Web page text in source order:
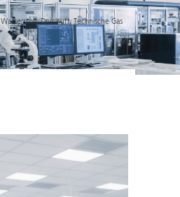
Wasserstoff, Druckluft, Technische Gas